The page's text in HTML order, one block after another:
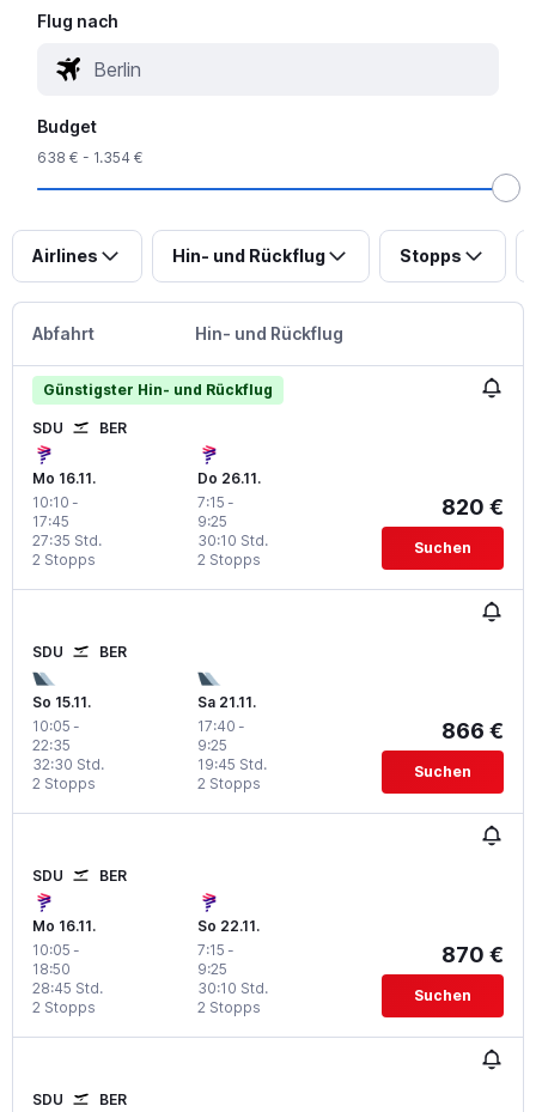
Flug nach
Budget
638 € - 1.354 €
Airlines Hin- und Rückflug Stopps
Abfahrt Hin- und Rückflug
Günstigster Hin- und Rückflug
SDU BER
Mo 16.11.
10:10 -
17:45
2 Stopps
27:35 Std.
Do 26.11.
7:15 -
9:25
2 Stopps
30:10 Std.
820 €
Suchen
SDU BER
So 15.11.
10:05 -
22:35
2 Stopps
32:30 Std.
Sa 21.11.
17:40 -
9:25
2 Stopps
19:45 Std.
866 €
Suchen
SDU BER
Mo 16.11.
10:05 -
18:50
2 Stopps
28:45 Std.
So 22.11.
7:15 -
9:25
2 Stopps
30:10 Std.
870 €
Suchen
SDU BER